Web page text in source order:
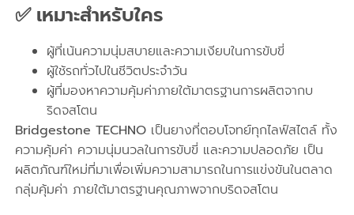
✅เหมาะสำหรับใคร
ผู้ที่เน้นความนุ่มสบายและความเงียบในการขับขี่
ผู้ใช้รถทั่วไปในชีวิตประจำวัน
ผู้ที่มองหาความคุ้มค่าภายใต้มาตรฐานการผลิตจากบ
ริดจสโตน
Bridgestone TECHNO เป็นยางที่ตอบโจทย์ทุกไลฟ์สไตล์ ทั้ง
ความคุ้มค่า ความนุ่มนวลในการขับขี่ และความปลอดภัย เป็น
ผลิตภัณฑ์ใหม่ที่มาเพื่อเพิ่มความสามารถในการแข่งขันในตลาด
กลุ่มคุ้มค่าภายใต้มาตรฐานคุณภาพจากบริดจสโตน